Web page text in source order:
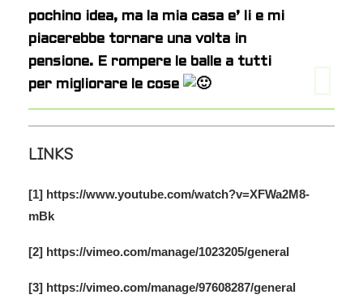
pochino idea, ma la mia casa e’ li e mi
piacerebbe tornare una volta in
pensione. E rompere le balle a tutti
per migliorare le cose
LINKS
[1] https://www.youtube.com/watch?v=XFWa2M8-
mBk
[2] https://vimeo.com/manage/1023205/general
[3] https://vimeo.com/manage/97608287/general